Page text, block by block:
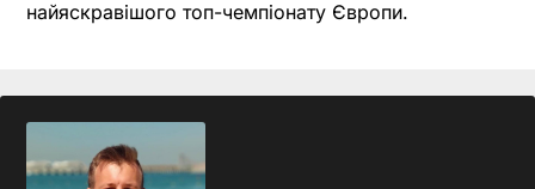
найяскравішого топ-чемпіонату Європи.